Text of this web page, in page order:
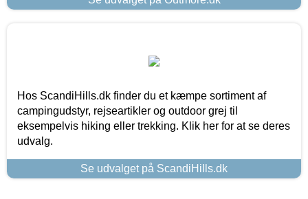
Hos ScandiHills.dk finder du et kæmpe sortiment af
campingudstyr, rejseartikler og outdoor grej til
eksempelvis hiking eller trekking. Klik her for at se deres
udvalg.
Se udvalget på ScandiHills.dk